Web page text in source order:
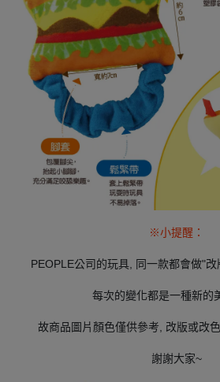
※小提醒：
PEOPLE公司的玩具, 同一款都會做"改
每次的變化都是一種新的
故商品圖片顏色僅供參考, 改版或改
謝謝大家~